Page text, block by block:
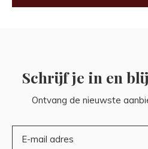
Schrijf je in en
Ontvang de nieuwste